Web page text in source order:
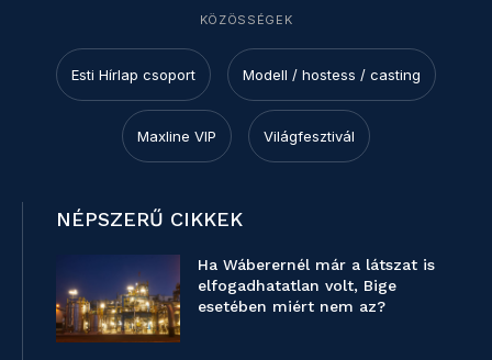
KÖZÖSSÉGEK
Esti Hírlap csoport Modell / hostess / casting
Maxline VIP Világfesztivál
NÉPSZERŰ CIKKEK
Ha Wáberernél már a látszat is
elfogadhatatlan volt, Bige
esetében miért nem az?